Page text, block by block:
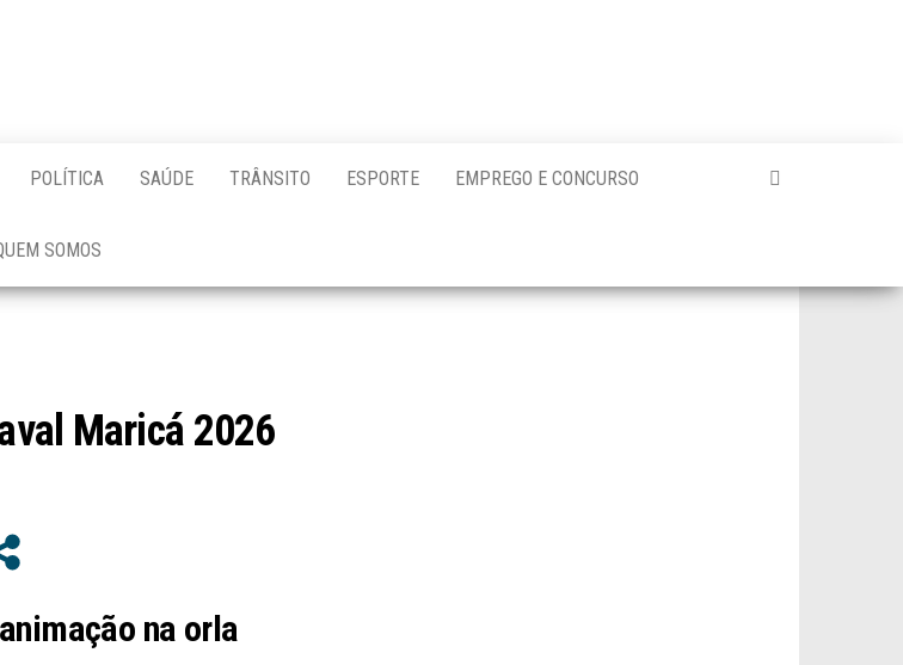
POLÍTICA SAÚDE TRÂNSITO ESPORTE EMPREGO E CONCURSO
SOMOS
Maricá 2026
na orla